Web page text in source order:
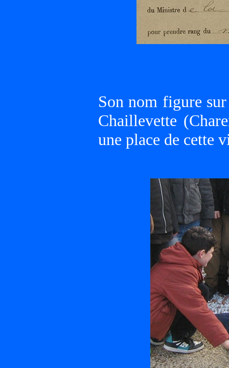
Son nom figure
Chaillevette
une place de cette